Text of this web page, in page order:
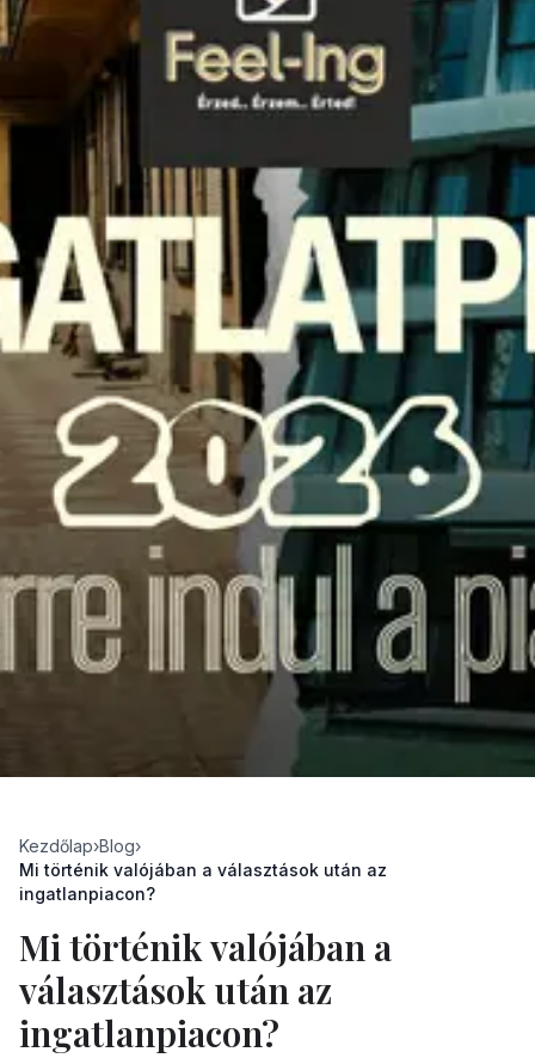
Kezdőlap›Blog›
Mi történik valójában a választások után az
ingatlanpiacon?
Mi történik valójában a
választások után az
ingatlanpiacon?